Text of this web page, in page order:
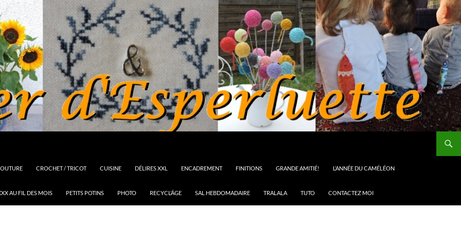
CROCHET / TRICOT CUISINE DÉLIRES XXL ENCADREMENT FINITIONS GRANDE AMITIÉ! L’ANNÉE DU CAMÉLÉON
AU FIL DES MOIS PETITS POTINS PHOTO RECYCL’ÂGE SAL HEBDOMADAIRE TRALALA TUTO CONTACTEZ MOI